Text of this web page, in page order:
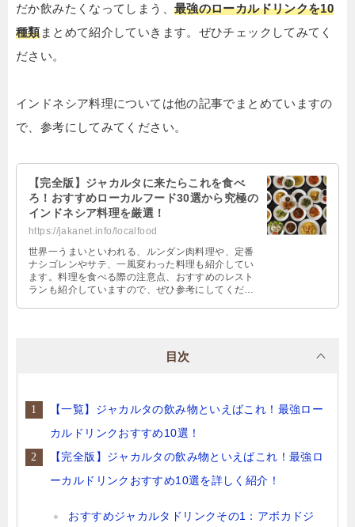
だか飲みたくなってしまう、 最強のローカルドリンクを10
種類まとめて紹介していきます。ぜひチェックしてみてく
ださい。
インドネシア料理については他の記事でまとめていますの
で、参考にしてみてください。
【完全版】ジャカルタに来たらこれを食べ
ろ！おすすめローカルフード30選から究極の
インドネシア料理を厳選！
https://jakanet.info/localfood
世界一うまいといわれる、ルンダン肉料理や、定番
ナシゴレンやサテ、一風変わった料理も紹介してい
ます。料理を食べる際の注意点、おすすめのレスト
ランも紹介していますので、ぜひ参考にしてくださ
目次
【一覧】ジャカルタの飲み物といえばこれ！最強ロー
カルドリンクおすすめ10選！
【完全版】ジャカルタの飲み物といえばこれ！最強ロ
ーカルドリンクおすすめ10選を詳しく紹介！
おすすめジャカルタドリンクその1：アボカドジ